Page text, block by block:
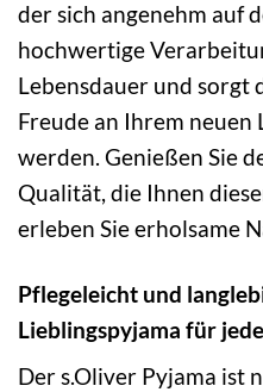
der sich angenehm auf
hochwertige
Lebensdauer und sorgt
Freude an Ihrem neuen
werden. Genießen Sie
Qualität, die Ihnen
erleben Sie erholsame
Pflegeleicht und
Lieblingspyjama für
Der s.Oliver Pyjama ist